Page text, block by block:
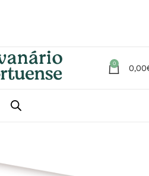
0 0,00
alimentares